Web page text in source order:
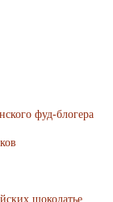
фуд-блогера
шоколатье